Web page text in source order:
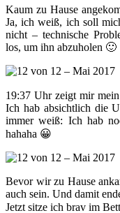
Kaum zu Hause
Ja, ich weiß, ich soll
nicht – technische
los, um ihn abzuholen 🙂
19:37 Uhr zeigt mir
Ich hab absichtlich die
immer weiß: Ich hab
hahaha 😀
Bevor wir zu Hause
auch sein. Und damit
Jetzt sitze ich brav im